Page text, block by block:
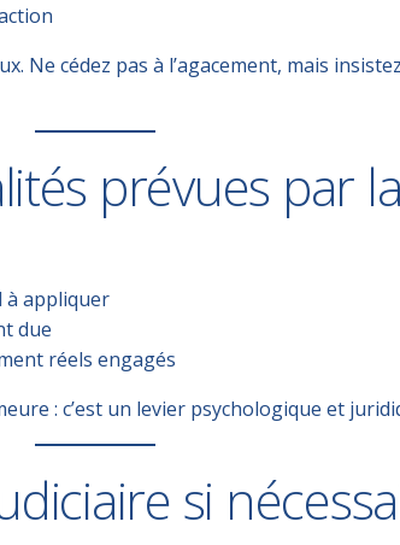
. Ne cédez pas à l’agacement, mais
prévues par
à appliquer
due
réels engagés
: c’est un levier psychologique et
si